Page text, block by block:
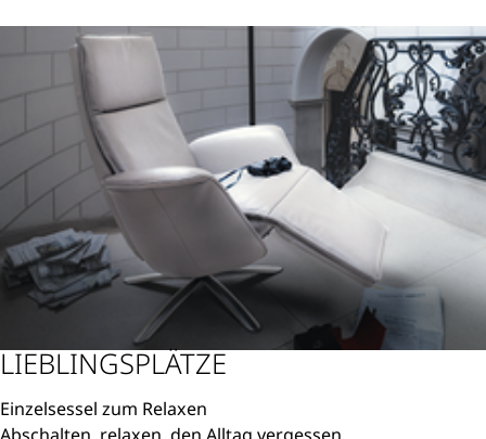
LIEBLINGSPLÄTZE
Einzelsessel zum Relaxen
Abschalten, relaxen, den Alltag vergessen...